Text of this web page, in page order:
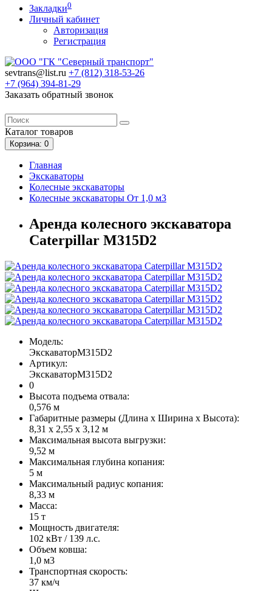
Закладки0
Личный кабинет
Авторизация
Регистрация
sevtrans@list.ru +7 (812) 318-53-26
+7 (964) 394-81-29
Заказать обратный звонок
Каталог товаров
Корзина: 0
Главная
Экскаваторы
Колесные экскаваторы
Колесные экскаваторы От 1,0 м3
Аренда колесного экскаватора
Caterpillar M315D2
Модель:
ЭкскаваторM315D2
Артикул:
ЭкскаваторM315D2
0
Высота подъема отвала:
0,576 м
Габаритные размеры (Длина х Ширина х Высота):
8,31 х 2,55 х 3,12 м
Максимальная высота выгрузки:
9,52 м
Максимальная глубина копания:
5 м
Максимальный радиус копания:
8,33 м
Масса:
15 т
Мощность двигателя:
102 кВт / 139 л.с.
Объем ковша:
1,0 м3
Транспортная скорость:
37 км/ч